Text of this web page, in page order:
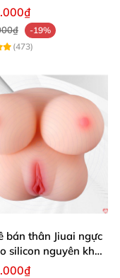
được tích hợp
có thể gắn lên
mọi tư thế mới lạ.
webcam cao cấp
-19%
(473)
bán thân Jiuai ngực
silicon nguyên khối